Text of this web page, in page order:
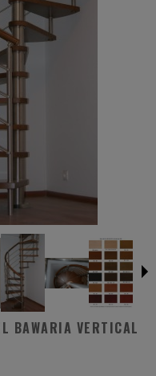
BAWARIA VERTICAL